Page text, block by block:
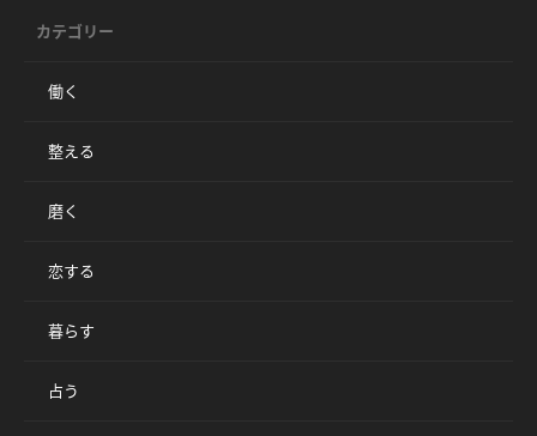
カテゴリー
働く
整える
磨く
恋する
暮らす
占う